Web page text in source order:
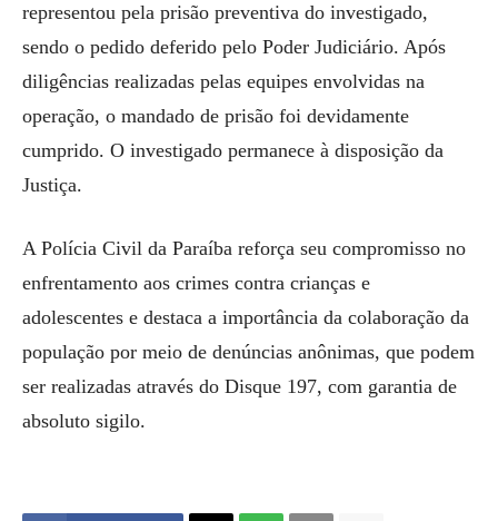
representou pela prisão preventiva do investigado,
sendo o pedido deferido pelo Poder Judiciário. Após
diligências realizadas pelas equipes envolvidas na
operação, o mandado de prisão foi devidamente
cumprido. O investigado permanece à disposição da
Justiça.
A Polícia Civil da Paraíba reforça seu compromisso no
enfrentamento aos crimes contra crianças e
adolescentes e destaca a importância da colaboração da
população por meio de denúncias anônimas, que podem
ser realizadas através do Disque 197, com garantia de
absoluto sigilo.